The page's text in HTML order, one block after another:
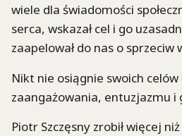
wiele dla świadomości
serca, wskazał cel i go
zaapelował do nas o sprzeciw
Nikt nie osiągnie swoich
zaangażowania, entuzjazmu i
Piotr Szczęsny zrobił więcej